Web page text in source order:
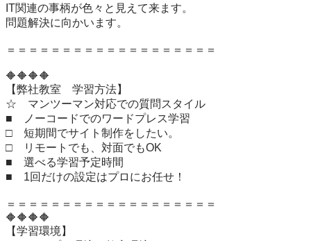
IT関連の事柄が色々と見えて来ます。
問題解決に向かいます。
＝＝＝＝＝＝＝＝＝＝＝＝＝＝＝＝＝＝＝
🔶🔶🔶🔶
【弊社教室　学習方法】
☆　マンツーマン対応での質問スタイル
■　ノーコードでのワードプレス学習
□　短期間でサイト制作をしたい。
□　リモートでも、対面でもOK
■　選べる学習予定時間
■　1回だけの設定はプロにお任せ！
＝＝＝＝＝＝＝＝＝＝＝＝＝＝＝＝＝＝＝
🔶🔶🔶🔶
【学習環境】